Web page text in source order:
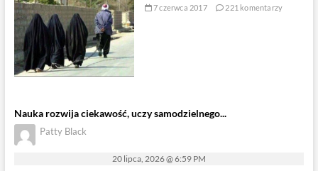
7 czerwca 2017 221 komentarzy
Nauka rozwija ciekawość, uczy samodzielnego...
Patty Black
20 lipca, 2026 @ 6:59 PM